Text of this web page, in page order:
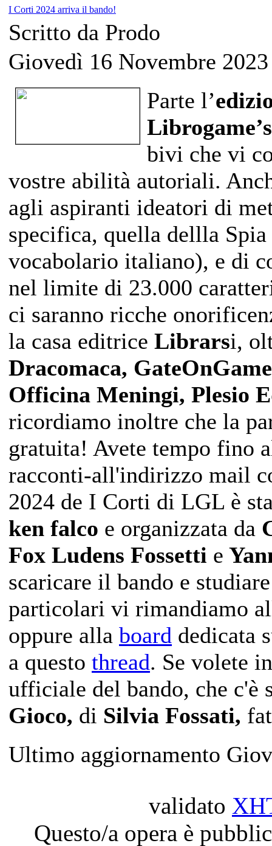
I Corti 2024 arriva il bando!
Scritto da Prodo
Giovedì 16 Novembre
Parte l’
bivi che vi
vostre abilità autoriali.
agli aspiranti ideatori di
specifica, quella dellla
vocabolario italiano), e di
nel limite di 23.000
ci saranno ricche
la casa editrice Librarsi,
Dracomaca,
Officina Meningi, Plesio
ricordiamo inoltre che la
gratuita! Avete tempo fino
racconti-all'indirizzo mail
2024 de I Corti di LGL è
ken falco e organizzata da
Fox Ludens Fossetti e
scaricare il bando e
particolari vi rimandiamo
oppure alla board dedicata
a questo thread. Se volete
ufficiale del bando, che c'è
Gioco, di Silvia Fossati,
Ultimo aggiornamento
validato
Questo/a opera è